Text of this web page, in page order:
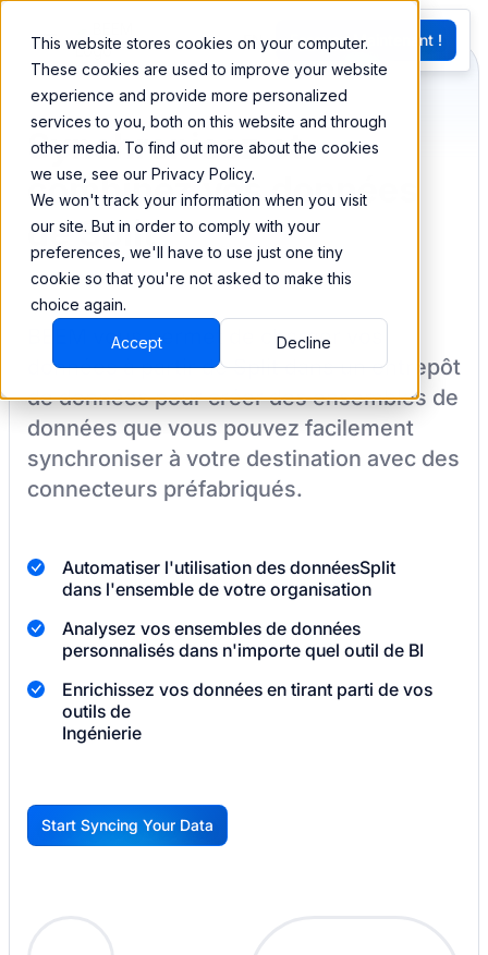
This website stores cookies on your computer.
These cookies are used to improve your website
experience and provide more personalized
services to you, both on this website and through
other media. To find out more about the cookies
we use, see our Privacy Policy.
We won't track your information when you visit
our site. But in order to comply with your
preferences, we'll have to use just one tiny
cookie so that you're not asked to make this
choice again.
Accept Decline
EN
G
Essayez Maintenant !
Synchronisez et
combinez vos données
de Split
BEEM vous permet de charger vos
données à partir deSplitdans un entrepôt
de données pour créer des ensembles de
données que vous pouvez facilement
synchroniser à votre destination avec des
connecteurs préfabriqués.
Automatiser l'utilisation des donnéesSplit
dans l'ensemble de votre organisation
Analysez vos ensembles de données
personnalisés dans n'importe quel outil de BI
Enrichissez vos données en tirant parti de vos
outils de
Ingénierie
G
Start Syncing Your Data